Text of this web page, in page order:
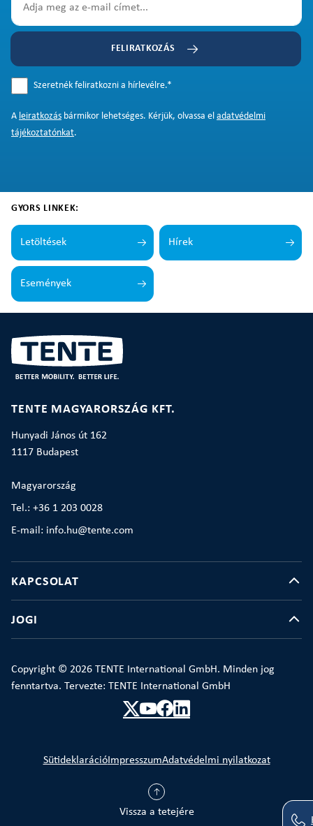
FELIRATKOZÁS
Szeretnék feliratkozni a hírlevélre.*
A leiratkozás bármikor lehetséges. Kérjük, olvassa el adatvédelmi
tájékoztatónkat.
GYORS LINKEK:
Letöltések Hírek
Események
TENTE MAGYARORSZÁG KFT.
Hunyadi János út 162
1117 Budapest
Magyarország
Tel.: +36 1 203 0028
E-mail: info.hu@tente.com
KAPCSOLAT
JOGI
Copyright © 2026 TENTE International GmbH. Minden jog
fenntartva. Tervezte: TENTE International GmbH
Vissza a tetejére
SütideklarációImpresszumAdatvédelmi nyilatkozat